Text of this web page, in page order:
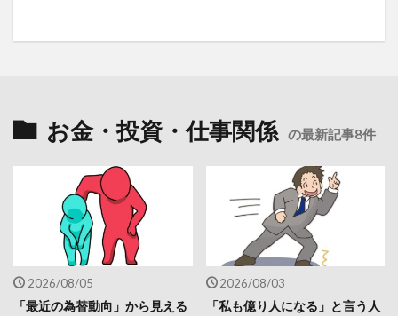
お金・投資・仕事関係 の最新記事8件
2026/08/05
「最近の為替動向」から見える
2026/08/03
「私も億り人になる」と言う人